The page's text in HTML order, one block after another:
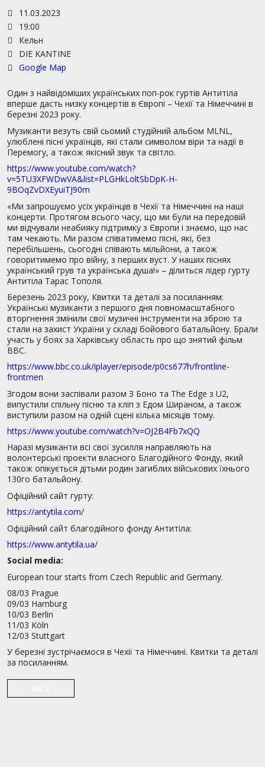
11.03.2023
19:00
Кельн
DIE KANTINE
Google Map
Один з найвідоміших українських поп-рок гуртів Антитіла
вперше дасть низку концертів в Європі – Чехії та Німеччині в
березні 2023 року.
Музиканти везуть свій сьомий студійний альбом MLNL,
улюблені пісні українців, які стали символом віри та надії в
Перемогу, а також якісний звук та світло.
https://www.youtube.com/watch?
v=5TU3XFWDwVA&list=PLGHkLoltSbDpK-H-
9BOqZvDXEyuiTJ90m
«Ми запрошуємо усіх українців в Чехії та Німеччині на наші
концерти. Протягом всього часу, що ми були на передовій
ми відчували неабияку підтримку з Європи і знаємо, що нас
там чекають. Ми разом співатимемо пісні, які, без
перебільшень, сьогодні співають мільйони, а також
говоритимемо про війну, з перших вуст. У наших піснях
український грув та українська душа!» – ділиться лідер гурту
Антитіла Тарас Тополя.
Березень 2023 року, Квитки та деталі за посиланням:
Українські музиканти з першого дня повномасштабного
вторгнення змінили свої музичні інструменти на зброю та
стали на захист України у складі бойового батальйону. Брали
участь у боях за Харківську область про що знятий фільм
BBC.
https://www.bbc.co.uk/iplayer/episode/p0cs677h/frontline-
frontmen
Згодом вони заспівали разом З Боно та The Edge з U2,
випустили спільну пісню та кліп з Едом Шираном, а також
виступили разом на одній сцені кілька місяців тому.
https://www.youtube.com/watch?v=OJ2B4Fb7xQQ
Наразі музиканти всі свої зусилля направляють на
волонтерські проекти власного Благодійного Фонду, який
також опікується дітьми родин загиблих військових їхнього
130го батальйону.
Офіційний сайт гурту:
https://antytila.com/
Офіційний сайт благодійного фонду Антитіла:
https://www.antytila.ua/
Social media:
European tour starts from Czech Republic and Germany.
08/03 Prague
09/03 Hamburg
10/03 Berlin
11/03 Köln
12/03 Stuttgart
У березні зустрічаємося в Чехії та Німеччині. Квитки та деталі
за посиланням.